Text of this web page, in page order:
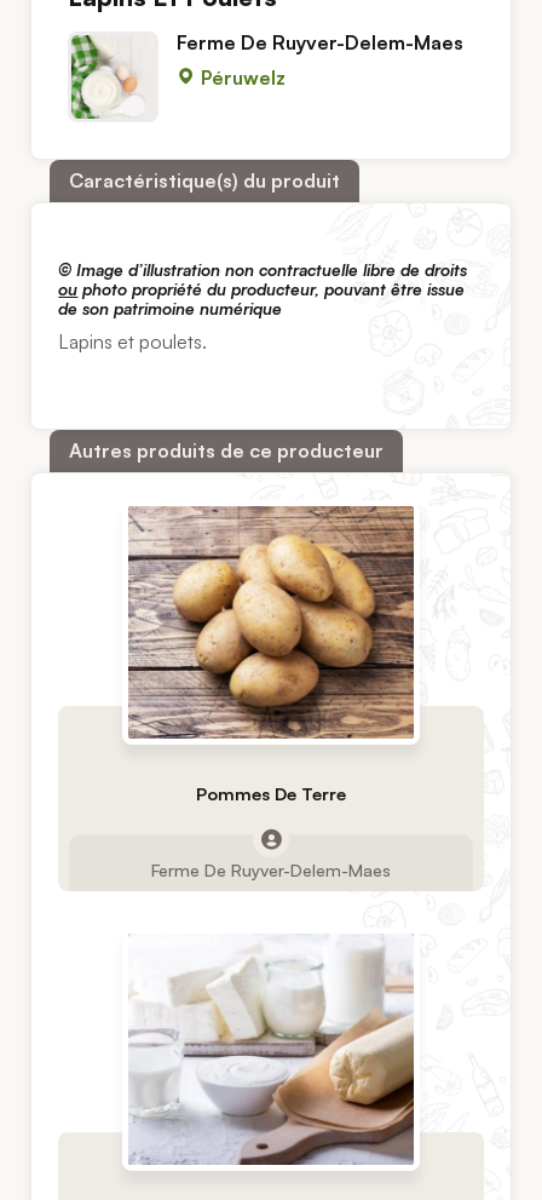
Ferme De Ruyver-Delem-Maes
Péruwelz
Caractéristique(s) du produit
© Image d’illustration non contractuelle libre de droits
ou photo propriété du producteur, pouvant être issue
de son patrimoine numérique
Lapins et poulets.
Autres produits de ce producteur
Pommes De Terre
Ferme De Ruyver-Delem-Maes